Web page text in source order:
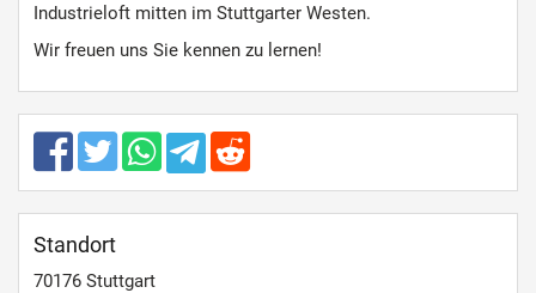
Industrieloft mitten im Stuttgarter Westen.
Wir freuen uns Sie kennen zu lernen!
Standort
70176 Stuttgart